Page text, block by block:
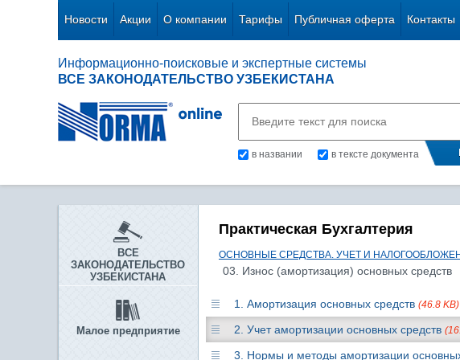
Новости Акции О компании Тарифы Публичная оферта Контакты
Информационно-поисковые и экспертные системы
ВСЕ ЗАКОНОДАТЕЛЬСТВО УЗБЕКИСТАНА
в названии в тексте документа
ВСЕ
ЗАКОНОДАТЕЛЬСТВО
УЗБЕКИСТАНА
Малое предприятие
Практическая Бухгалтерия
ОСНОВНЫЕ СРЕДСТВА. УЧЕТ И
03. Износ (амортизация) основных средств
1. Амортизация основных средств (46.8 KB)
2. Учет амортизации основных средств
3. Нормы и методы амортизации